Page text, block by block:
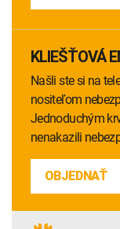
KLIEŠŤOVÁ
Našli ste si na
nositeľom
Jednoduchým
nenakazili
OBJEDNAŤ